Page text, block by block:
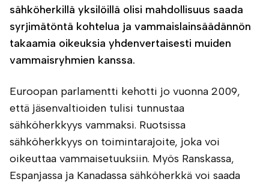
sähköherkillä yksilöillä olisi mahdollisuus saada
syrjimätöntä kohtelua ja vammaislainsäädännön
takaamia oikeuksia yhdenvertaisesti muiden
vammaisryhmien kanssa.
Euroopan parlamentti kehotti jo vuonna 2009,
että jäsenvaltioiden tulisi tunnustaa
sähköherkkyys vammaksi. Ruotsissa
sähköherkkyys on toimintarajoite, joka voi
oikeuttaa vammaisetuuksiin. Myös Ranskassa,
Espanjassa ja Kanadassa sähköherkkä voi saada